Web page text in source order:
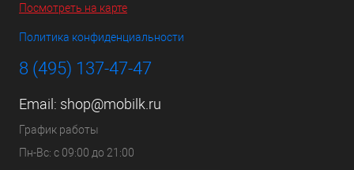
Посмотреть на карте
Политика конфиденциальности
8 (495) 137-47-47
Email: shop@mobilk.ru
График работы
Пн-Вс: с 09:00 до 21:00